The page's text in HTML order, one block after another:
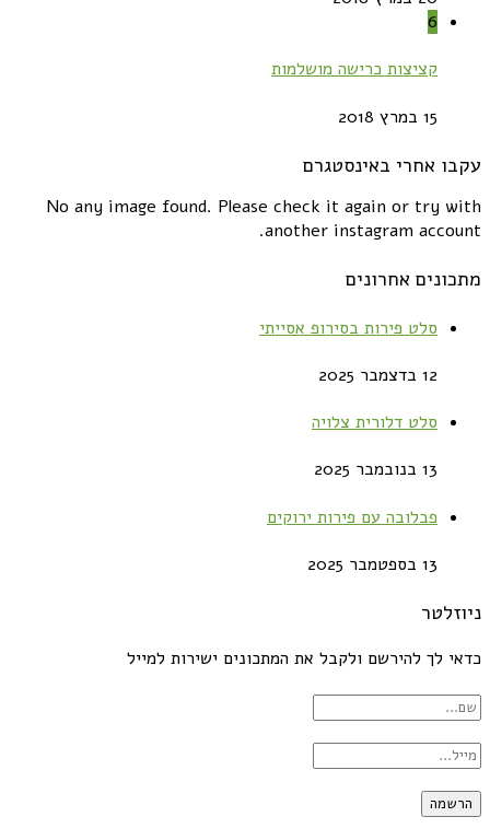
6
קציצות כרישה מושלמות
15 במרץ 2018
עקבו אחרי באינסטגרם
No any image found. Please check it again or try with
another instagram account.
מתכונים אחרונים
סלט פירות בסירופ אסייתי
12 בדצמבר 2025
סלט דלורית צלויה
13 בנובמבר 2025
פבלובה עם פירות ירוקים
13 בספטמבר 2025
ניוזלטר
כדאי לך להירשם ולקבל את המתכונים ישירות למייל